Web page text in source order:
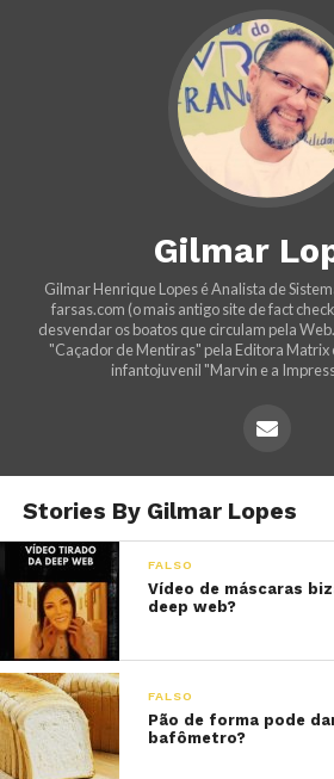
Gilmar
Gilmar Henrique Lopes é Analista de
farsas.com (o mais antigo site de fact
desvendar os boatos que circulam pela
"Caçador de Mentiras" pela Editora Matrix
infantojuvenil "Marvin e a
Stories By Gilmar Lopes
FALSO
Vídeo de máscaras
deep web?
FALSO
Pão de forma pode
bafômetro?